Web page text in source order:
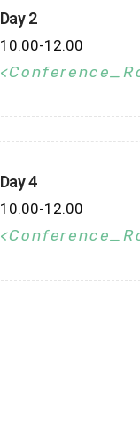
Day 2
10.00-12.00
Day 4
10.00-12.00